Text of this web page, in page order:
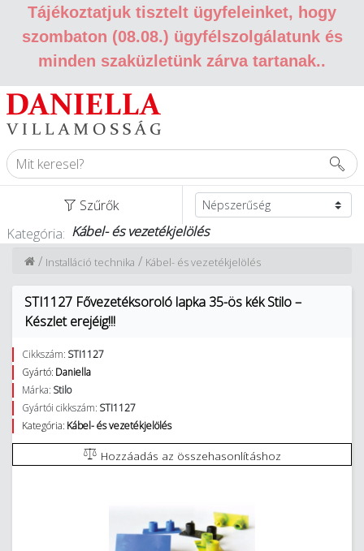
Tájékoztatjuk tisztelt ügyfeleinket, hogy
szombaton (08.08.) ügyfélszolgálatunk és
minden szaküzletünk zárva tartanak..
Szűrők
Kategória: Kábel- és vezetékjelölés
Kábel- és vezetékjelölés
/
Installáció technika
/
STI1127 Fővezetéksoroló lapka 35-ös kék Stilo –
Készlet erejéig!!!
Cikkszám: STI1127
Gyártó: Daniella
Márka: Stilo
Gyártói cikkszám: STI1127
Kategória: Kábel- és vezetékjelölés
Hozzáadás az összehasonlításhoz